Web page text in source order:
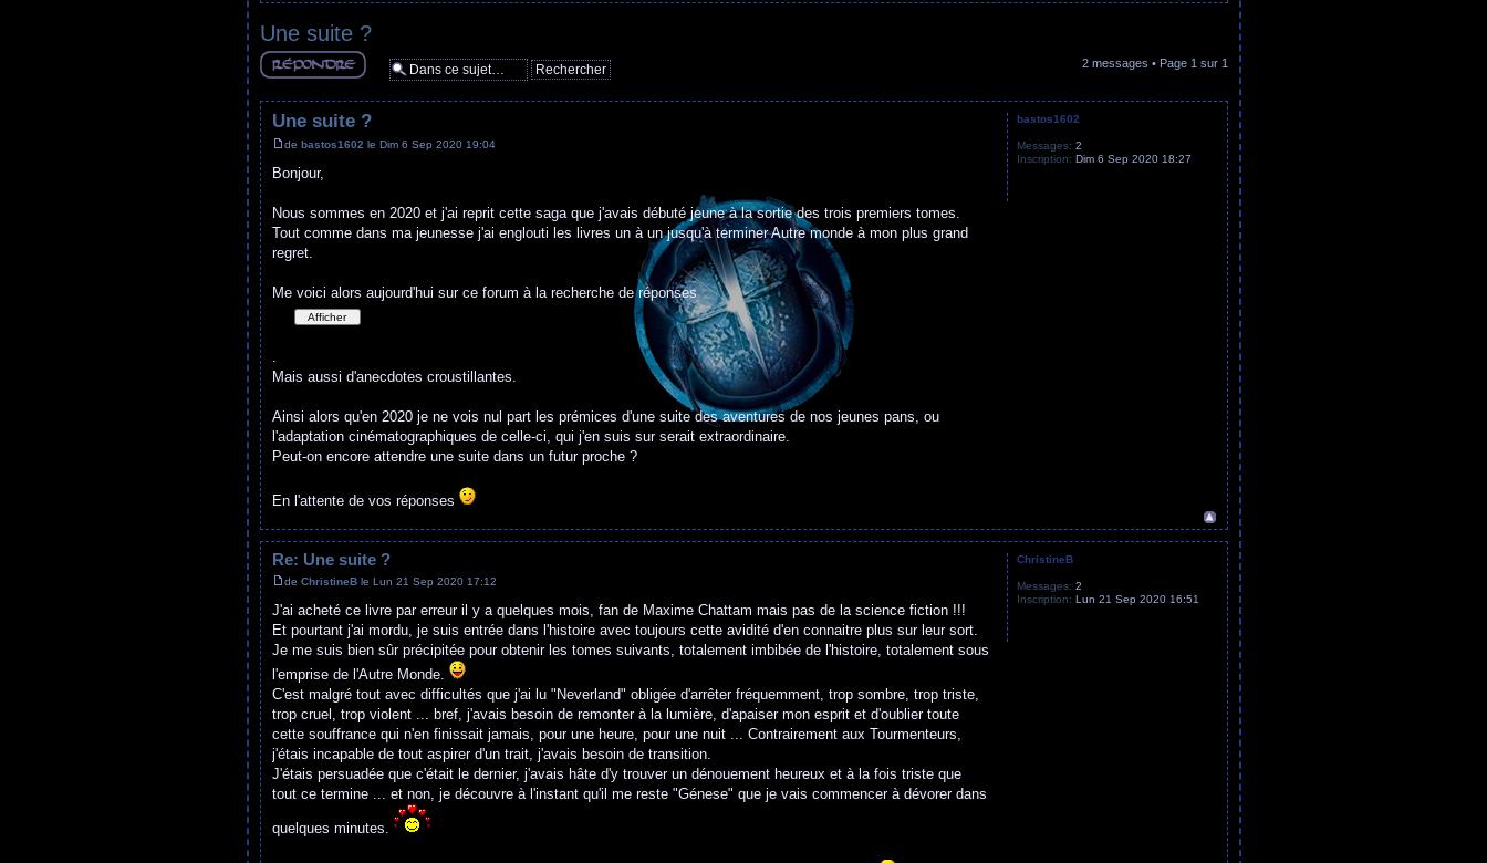
Une suite ?
2 messages • Page 1 sur 1
Une suite ?
de bastos1602le Dim 6 Sep 2020 19:04
Bonjour,
Nous sommes en 2020 et j'ai reprit cette saga que j'avais débuté jeune à la sortie des trois premiers tomes.
Tout comme dans ma jeunesse j'ai englouti les livres un à un jusqu'à terminer Autre monde à mon plus grand
regret.
Me voici alors aujourd'hui sur ce forum à la recherche de réponses
.
Mais aussi d'anecdotes croustillantes.
Ainsi alors qu'en 2020 je ne vois nul part les prémices d'une suite des aventures de nos jeunes pans, ou
l'adaptation cinématographiques de celle-ci, qui j'en suis sur serait extraordinaire.
Peut-on encore attendre une suite dans un futur proche ?
En l'attente de vos réponses
bastos1602
Messages: 2
Inscription: Dim 6 Sep 2020 18:27
Re: Une suite ?
de ChristineBle Lun 21 Sep 2020 17:12
J'ai acheté ce livre par erreur il y a quelques mois, fan de Maxime Chattam mais pas de la science fiction !!!
Et pourtant j'ai mordu, je suis entrée dans l'histoire avec toujours cette avidité d'en connaitre plus sur leur sort.
Je me suis bien sûr précipitée pour obtenir les tomes suivants, totalement imbibée de l'histoire, totalement sous
l'emprise de l'Autre Monde.
C'est malgré tout avec difficultés que j'ai lu "Neverland" obligée d'arrêter fréquemment, trop sombre, trop triste,
trop cruel, trop violent ... bref, j'avais besoin de remonter à la lumière, d'apaiser mon esprit et d'oublier toute
cette souffrance qui n'en finissait jamais, pour une heure, pour une nuit ... Contrairement aux Tourmenteurs,
j'étais incapable de tout aspirer d'un trait, j'avais besoin de transition.
J'étais persuadée que c'était le dernier, j'avais hâte d'y trouver un dénouement heureux et à la fois triste que
tout ce termine ... et non, je découvre à l'instant qu'il me reste "Génese" que je vais commencer à dévorer dans
quelques minutes.
ChristineB
Messages: 2
Inscription: Lun 21 Sep 2020 16:51